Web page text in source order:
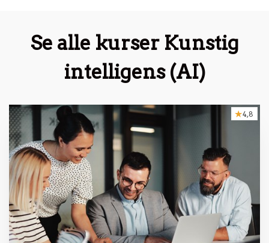
Se alle kurser Kunstig
intelligens (AI)
4,8